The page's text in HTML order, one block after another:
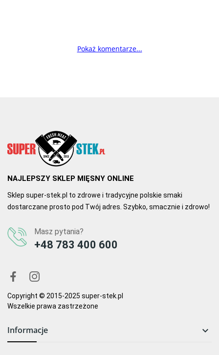
Pokaż komentarze...
NAJLEPSZY SKLEP MIĘSNY ONLINE
Sklep super-stek.pl to zdrowe i tradycyjne polskie smaki
dostarczane prosto pod Twój adres. Szybko, smacznie i zdrowo!
Masz pytania?
+48 783 400 600
Copyright © 2015-2025 super-stek.pl
Wszelkie prawa zastrzeżone
Informacje 